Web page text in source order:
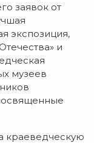
заявок от
экспозиция,
и
музеев
краеведческую